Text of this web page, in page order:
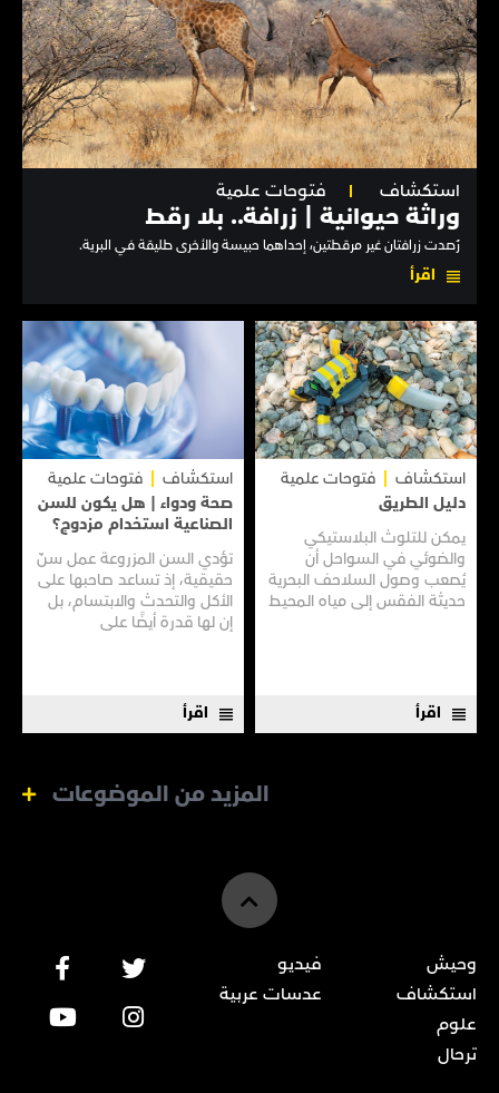
استكشاف فتوحات علمية
وراثة حيوانية | زرافة.. بلا رقط
رُصدت زرافتان غير مرقطتين، إحداهما حبيسة والأخرى طليقة في البرية.
اقرأ
استكشاف
فتوحات علمية
دليل الطريق
يمكن للتلوث البلاستيكي
والضوئي في السواحل أن
يُصعب وصول السلاحف البحرية
حديثة الفقس إلى مياه المحيط
اقرأ
استكشاف
فتوحات علمية
صحة ودواء | هل يكون للسن
الصناعية استخدام مزدوج؟
تؤدي السن المزروعة عمل سنّ
حقيقية، إذ تساعد صاحبها على
الأكل والتحدث والابتسام، بل
إن لها قدرة أيضًا على
اقرأ
المزيد من الموضوعات
وحيش
استكشاف
علوم
ترحال
فيديو
عدسات عربية